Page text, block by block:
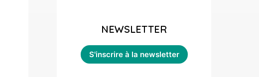
NEWSLETTER